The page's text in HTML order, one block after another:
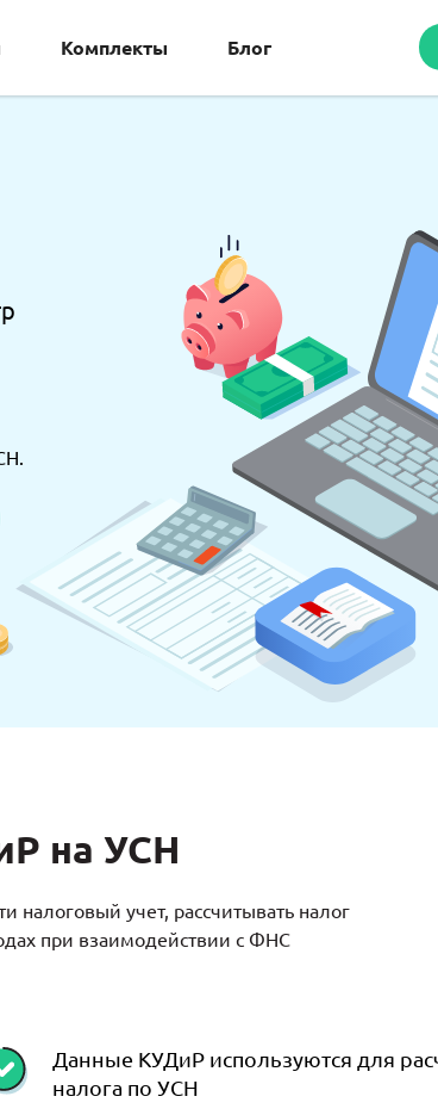
Комплекты Блог
на УСН
учет, рассчитывать налог
при взаимодействии с ФНС
Данные КУДиР используются для
налога по УСН